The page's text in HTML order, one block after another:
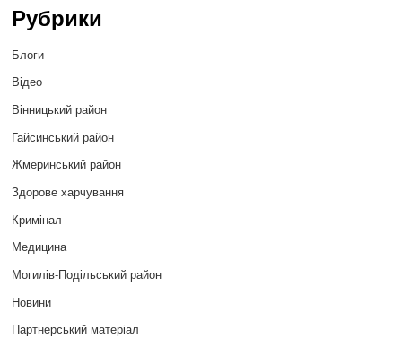
Рубрики
Блоги
Відео
Вінницький район
Гайсинський район
Жмеринський район
Здорове харчування
Кримінал
Медицина
Могилів-Подільський район
Новини
Партнерський матеріал